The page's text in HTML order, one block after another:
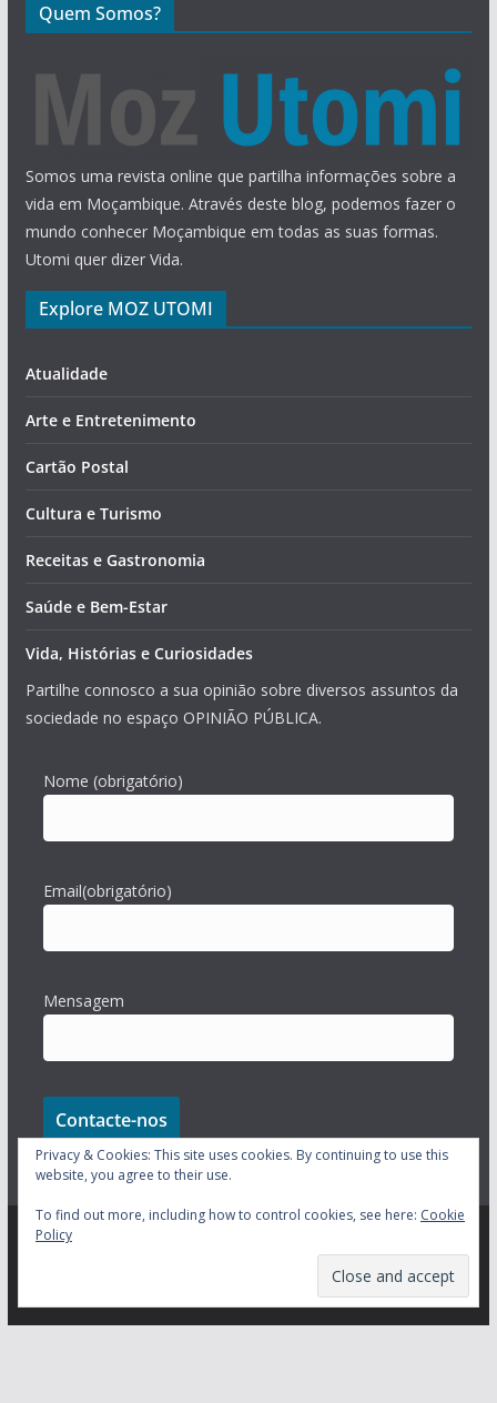
Quem Somos?
Somos uma revista online que partilha informações sobre a
vida em Moçambique. Através deste blog, podemos fazer o
mundo conhecer Moçambique em todas as suas formas.
Utomi quer dizer Vida.
Explore MOZ UTOMI
Atualidade
Arte e Entretenimento
Cartão Postal
Cultura e Turismo
Receitas e Gastronomia
Saúde e Bem-Estar
Vida, Histórias e Curiosidades
Partilhe connosco a sua opinião sobre diversos assuntos da
sociedade no espaço OPINIÃO PÚBLICA.
Nome (obrigatório)
Email(obrigatório)
Mensagem
Contacte-nos
. All rights reserved.
by ThemeGrill. Powered byWordPress.
Privacy & Cookies: This site uses cookies. By continuing to use this
website, you agree to their use.
To find out more, including how to control cookies, see here: Cookie
Policy